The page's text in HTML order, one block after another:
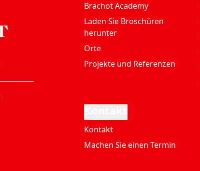
Brachot Academy
Laden Sie Broschüren
herunter
Orte
Projekte und Referenzen
Kontakt
Machen Sie einen Termin